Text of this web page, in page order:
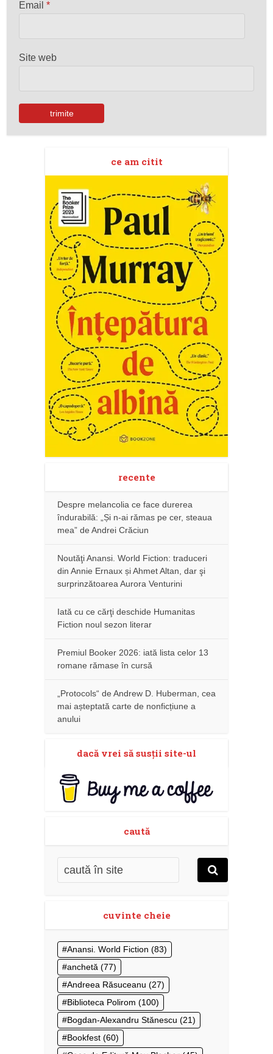
Email*
Site web
ce am citit
recente
Despre melancolia ce face durerea
îndurabilă: „Și n-ai rămas pe cer, steaua
mea” de Andrei Crăciun
Noutăţi Anansi. World Fiction: traduceri
din Annie Ernaux și Ahmet Altan, dar şi
surprinzătoarea Aurora Venturini
Iată cu ce cărţi deschide Humanitas
Fiction noul sezon literar
Premiul Booker 2026: iată lista celor 13
romane rămase în cursă
„Protocols“ de Andrew D. Huberman, cea
mai așteptată carte de nonficțiune a
anului
dacă vrei să susţii site-ul
caută
cuvinte cheie
Anansi. World Fiction (83)
anchetă (77)
Andreea Răsuceanu (27)
Biblioteca Polirom (100)
Bogdan-Alexandru Stănescu (21)
Bookfest (60)